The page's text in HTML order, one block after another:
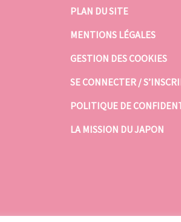
PLAN DU SITE
MENTIONS LÉGALES
GESTION DES COOKIES
SE CONNECTER /
POLITIQUE DE
LA MISSION DU JAPON